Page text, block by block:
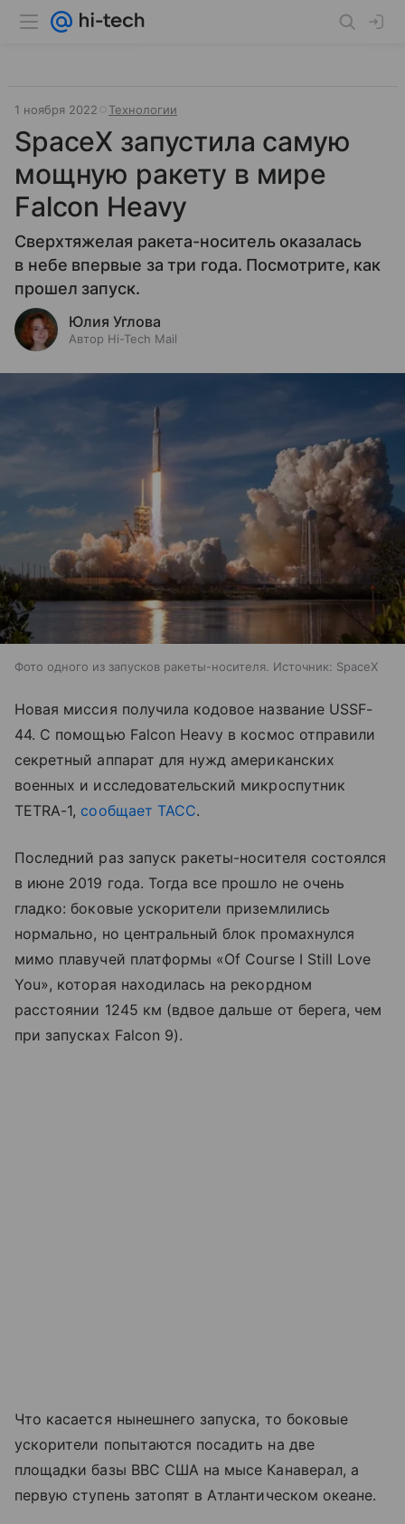
1 ноября 2022 Технологии
SpaceX запустила самую
мощную ракету в мире
Falcon Heavy
Сверхтяжелая ракета-носитель оказалась
в небе впервые за три года. Посмотрите, как
прошел запуск.
Юлия Углова
Автор Hi-Tech Mail
Фото одного из запусков ракеты-носителя. Источник: SpaceX
Новая миссия получила кодовое название USSF-
44. С помощью Falcon Heavy в космос отправили
секретный аппарат для нужд американских
военных и исследовательский микроспутник
TETRA-1, сообщает ТАСС.
Последний раз запуск ракеты-носителя состоялся
в июне 2019 года. Тогда все прошло не очень
гладко: боковые ускорители приземлились
нормально, но центральный блок промахнулся
мимо плавучей платформы «Of Course I Still Love
You», которая находилась на рекордном
расстоянии 1245 км (вдвое дальше от берега, чем
при запусках Falcon 9).
Что касается нынешнего запуска, то боковые
ускорители попытаются посадить на две
площадки базы ВВС США на мысе Канаверал, а
первую ступень затопят в Атлантическом океане.